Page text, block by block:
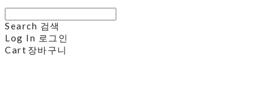
Search 검색
Log In 로그인
Cart 장바구니